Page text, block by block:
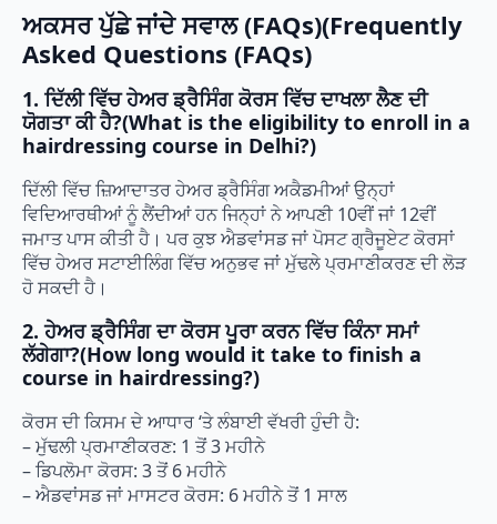
ਅਕਸਰ ਪੁੱਛੇ ਜਾਂਦੇ ਸਵਾਲ (FAQs)(Frequently
Asked Questions (FAQs)
1. ਦਿੱਲੀ ਵਿੱਚ ਹੇਅਰ ਡ੍ਰੈਸਿੰਗ ਕੋਰਸ ਵਿੱਚ ਦਾਖਲਾ ਲੈਣ ਦੀ
ਯੋਗਤਾ ਕੀ ਹੈ?(What is the eligibility to enroll in a
hairdressing course in Delhi?)
ਦਿੱਲੀ ਵਿੱਚ ਜ਼ਿਆਦਾਤਰ ਹੇਅਰ ਡ੍ਰੈਸਿੰਗ ਅਕੈਡਮੀਆਂ ਉਨ੍ਹਾਂ
ਵਿਦਿਆਰਥੀਆਂ ਨੂੰ ਲੈਂਦੀਆਂ ਹਨ ਜਿਨ੍ਹਾਂ ਨੇ ਆਪਣੀ 10ਵੀਂ ਜਾਂ 12ਵੀਂ
ਜਮਾਤ ਪਾਸ ਕੀਤੀ ਹੈ। ਪਰ ਕੁਝ ਐਡਵਾਂਸਡ ਜਾਂ ਪੋਸਟ ਗ੍ਰੈਜੂਏਟ ਕੋਰਸਾਂ
ਵਿੱਚ ਹੇਅਰ ਸਟਾਈਲਿੰਗ ਵਿੱਚ ਅਨੁਭਵ ਜਾਂ ਮੁੱਢਲੇ ਪ੍ਰਮਾਣੀਕਰਣ ਦੀ ਲੋੜ
ਹੋ ਸਕਦੀ ਹੈ।
2. ਹੇਅਰ ਡ੍ਰੈਸਿੰਗ ਦਾ ਕੋਰਸ ਪੂਰਾ ਕਰਨ ਵਿੱਚ ਕਿੰਨਾ ਸਮਾਂ
ਲੱਗੇਗਾ?(How long would it take to finish a
course in hairdressing?)
ਕੋਰਸ ਦੀ ਕਿਸਮ ਦੇ ਆਧਾਰ ‘ਤੇ ਲੰਬਾਈ ਵੱਖਰੀ ਹੁੰਦੀ ਹੈ:
– ਮੁੱਢਲੀ ਪ੍ਰਮਾਣੀਕਰਣ: 1 ਤੋਂ 3 ਮਹੀਨੇ
– ਡਿਪਲੋਮਾ ਕੋਰਸ: 3 ਤੋਂ 6 ਮਹੀਨੇ
– ਐਡਵਾਂਸਡ ਜਾਂ ਮਾਸਟਰ ਕੋਰਸ: 6 ਮਹੀਨੇ ਤੋਂ 1 ਸਾਲ